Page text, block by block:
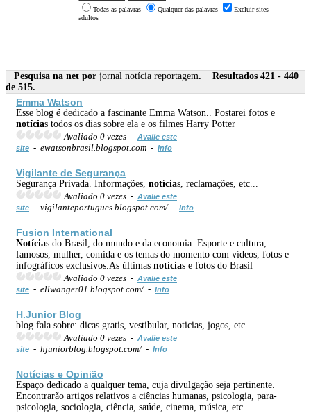
Todas as palavras Qualquer das palavras
Excluir sites
adultos
Pesquisa na net por jornal notícia reportagem. Resultados 421 - 440
de 515.
Emma Watson
Esse blog é dedicado a fascinante Emma Watson.. Postarei fotos e
notícias todos os dias sobre ela e os filmes Harry Potter
Avaliado 0 vezes - Avalie este
site - ewatsonbrasil.blogspot.com - Info
Vigilante de Segurança
Segurança Privada. Informações, notícias, reclamações, etc...
Avaliado 0 vezes - Avalie este
site - vigilanteportugues.blogspot.com/ - Info
Fusion International
Notícias do Brasil, do mundo e da economia. Esporte e cultura,
famosos, mulher, comida e os temas do momento com vídeos, fotos e
infográficos exclusivos.As últimas notícias e fotos do Brasil
Avaliado 0 vezes - Avalie este
site - ellwanger01.blogspot.com/ - Info
H.Junior Blog
blog fala sobre: dicas gratis, vestibular, noticias, jogos, etc
Avaliado 0 vezes - Avalie este
site - hjuniorblog.blogspot.com/ - Info
Notícias e Opinião
Espaço dedicado a qualquer tema, cuja divulgação seja pertinente.
Encontrarão artigos relativos a ciências humanas, psicologia, para-
psicologia, sociologia, ciência, saúde, cinema, música, etc.